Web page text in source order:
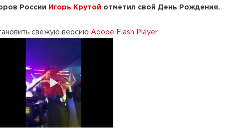
России
Игорь Крутой отметил свой День Рождения.
свежую версию Adobe Flash Player